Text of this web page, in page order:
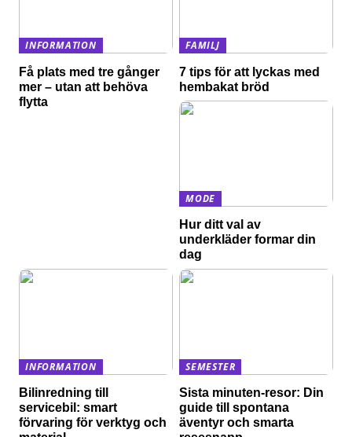
INFORMATION
Få plats med tre gånger
mer – utan att behöva
flytta
FAMILJ
7 tips för att lyckas med
hembakat bröd
MODE
Hur ditt val av
underkläder formar din
dag
INFORMATION
Bilinredning till
servicebil: smart
förvaring för verktyg och
SEMESTER
Sista minuten-resor: Din
guide till spontana
äventyr och smarta